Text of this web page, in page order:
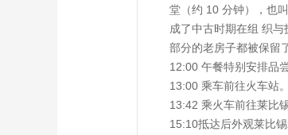
堂（约 10 分钟），也
成了中古时期在组 织
部分的老房子都被保留
12:00 午餐特别安排品
13:00 乘车前往火车站。
13:42 乘火车前往莱比
15:10抵达后外观莱比